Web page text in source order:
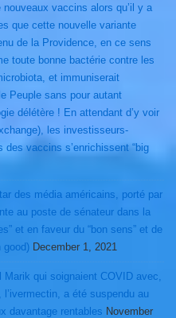
vaccins alors qu’il y a
que cette nouvelle variante
de la Providence, en ce sens
toute bonne bactérie contre les
et immuniserait
Peuple sans pour autant
délétère ! En attendant d’y voir
les investisseurs-
vaccins s’enrichissent “big
des média américains, porté par
au poste de sénateur dans la
et en faveur du “bon sens” et de
good) December 1, 2021
Marik qui soignaient COVID avec,
a été suspendu au
davantage rentables November